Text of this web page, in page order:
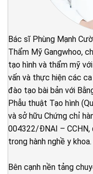
Bác sĩ Phùng Mạnh
Thẩm Mỹ Gangwhoo,
tạo hình và thẩm mỹ
vấn và thực hiện các
đào tạo bài bản với
Phẫu thuật Tạo hình
và sở hữu Chứng chỉ
004322/ĐNAI – CCHN,
trong hành nghề y khoa.
Bên cạnh nền tảng